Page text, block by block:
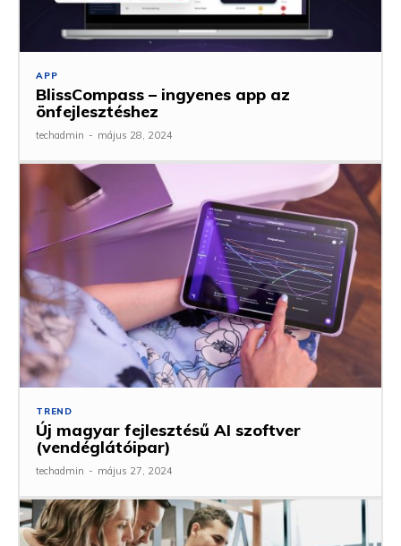
APP
BlissCompass – ingyenes app az
önfejlesztéshez
techadmin - május 28, 2024
TREND
Új magyar fejlesztésű AI szoftver
(vendéglátóipar)
techadmin - május 27, 2024